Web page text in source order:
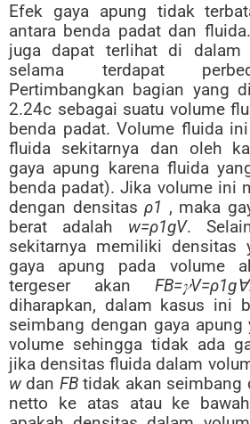
Efek gaya apung tidak
antara benda padat dan
juga dapat terlihat di dalam
selama terdapat
Pertimbangkan bagian yang
2.24c sebagai suatu volume
benda padat. Volume fluida
fluida sekitarnya dan oleh
gaya apung karena fluida
benda padat). Jika volume ini
dengan densitasρ1 , maka
berat adalah w=ρ1gV.
sekitarnya memiliki densitas
gaya apung pada volume
tergeser akan FB=𝛾V=ρ1g∀
diharapkan, dalam kasus ini
seimbang dengan gaya apung
volume sehingga tidak ada
jika densitas fluida dalam
w dan FBtidak akan seimbang
netto ke atas atau ke